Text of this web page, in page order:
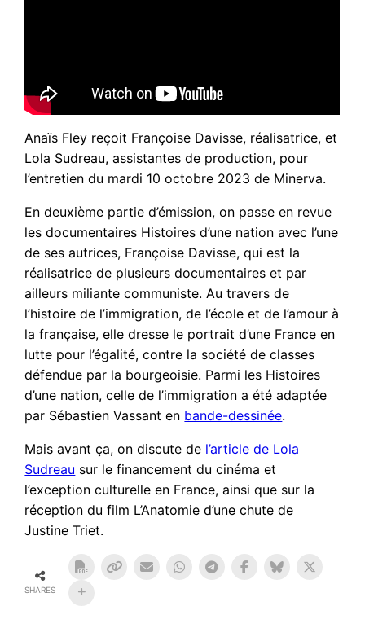
Anaïs Fley reçoit Françoise Davisse, réalisatrice, et
Lola Sudreau, assistantes de production, pour
l’entretien du mardi 10 octobre 2023 de Minerva.
En deuxième partie d’émission, on passe en revue
les documentaires Histoires d’une nation avec l’une
de ses autrices, Françoise Davisse, qui est la
réalisatrice de plusieurs documentaires et par
ailleurs miliante communiste. Au travers de
l’histoire de l’immigration, de l’école et de l’amour à
la française, elle dresse le portrait d’une France en
lutte pour l’égalité, contre la société de classes
défendue par la bourgeoisie. Parmi les Histoires
d’une nation, celle de l’immigration a été adaptée
par Sébastien Vassant en bande-dessinée.
Mais avant ça, on discute de l’article de Lola
Sudreau sur le financement du cinéma et
l’exception culturelle en France, ainsi que sur la
réception du film L’Anatomie d’une chute de
Justine Triet.
SHARES